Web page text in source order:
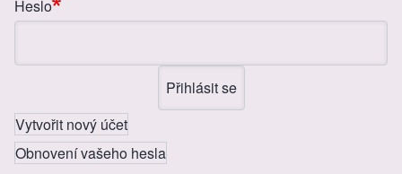
Heslo
Vytvořit nový účet
Obnovení vašeho hesla